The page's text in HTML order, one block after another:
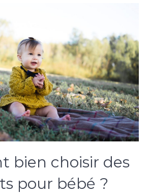
bien choisir des
pour bébé ?